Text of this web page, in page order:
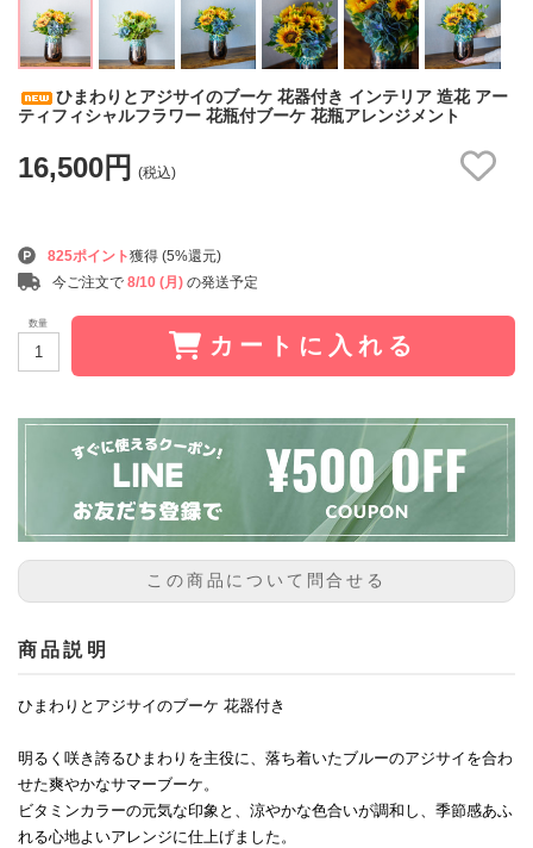
ひまわりとアジサイのブーケ 花器付き インテリア 造花 アー
ティフィシャルフラワー 花瓶付ブーケ 花瓶アレンジメント
16,500円 (税込)
825ポイント獲得 (5%還元)
今ご注文で 8/10 (月)の発送予定
数量
カートに入れる
この商品について問合せる
商品説明
ひまわりとアジサイのブーケ 花器付き
明るく咲き誇るひまわりを主役に、落ち着いたブルーのアジサイを合わ
せた爽やかなサマーブーケ。
ビタミンカラーの元気な印象と、涼やかな色合いが調和し、季節感あふ
れる心地よいアレンジに仕上げました。